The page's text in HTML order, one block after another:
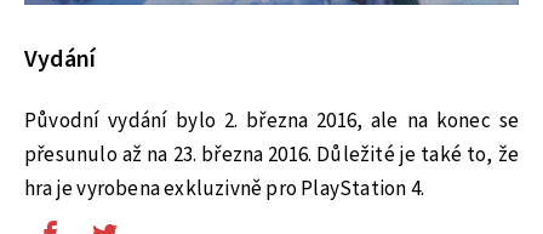
Vydání
Původní vydání bylo 2. března 2016, ale na konec se
přesunulo až na 23. března 2016. Důležité je také to, že
hra je vyrobena exkluzivně pro PlayStation 4.